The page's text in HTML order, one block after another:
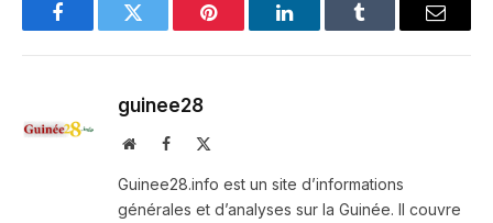
FacebookTwitter Pinterest LinkedInTumblr Email
guinee28
WebsiteFacebook
Guinee28.info est un site d’informations
générales et d’analyses sur la Guinée. Il couvre